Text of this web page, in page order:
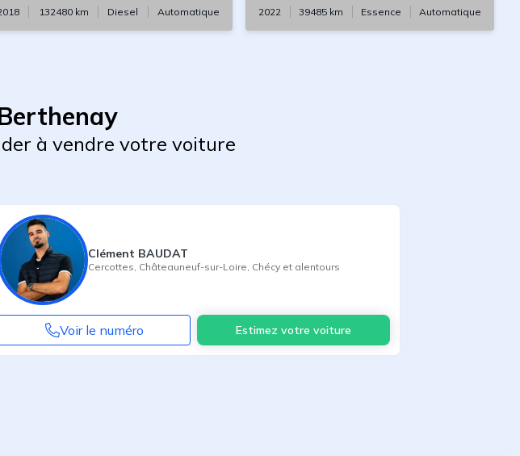
132480km Diesel Automatique 2022 39485 km Essence Automatique
à vendre votre voiture
Clément BAUDAT
Cercottes Châteauneuf-sur-Loire Chécy et alentours
Voir le numéro Estimez votre voiture